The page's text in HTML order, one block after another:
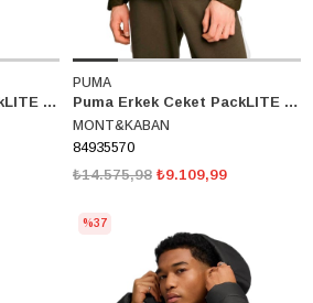
Puma Erkek Ceket PackLITE Down Jacket 84935588
PUMA
Puma Erkek Ceket PackLITE Down Jacket 84935570
MONT&KABAN
84935570
₺9.109,99
₺14.575,98
%37